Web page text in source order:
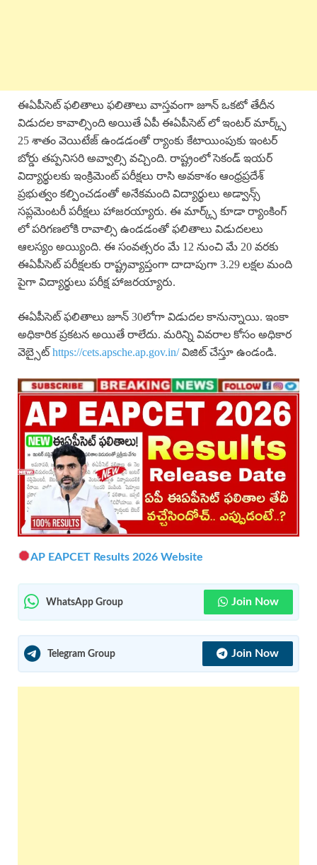
ఈఏపీసెట్ ఫలితాలు ఫలితాలు వాస్తవంగా జూన్ ఒకటో తేదీన
విడుదల కావాల్సింది అయితే ఏపీ ఈఏపీసెట్ లో ఇంటర్ మార్క్స్
25 శాతం వెయిటేజ్ ఉండడంతో ర్యాంకు కేటాయింపుకు ఇంటర్
బోర్డు తప్పనిసరి అవ్వాల్సి వచ్చింది. రాష్ట్రంలో సెకండ్ ఇయర్
విద్యార్థులకు ఇంక్రిమెంట్ పరీక్షలు రాసి అవకాశం ఆంధ్రప్రదేశ్
ప్రభుత్వం కల్పించడంతో అనేకమంది విద్యార్థులు అడ్వాన్స్
సప్లమెంటరీ పరీక్షలు హాజరయ్యారు. ఈ మార్క్స్ కూడా ర్యాంకింగ్
లో పరిగణలోకి రావాల్సి ఉండడంతో ఫలితాలు విడుదలలు
ఆలస్యం అయ్యింది. ఈ సంవత్సరం మే 12 నుంచి మే 20 వరకు
ఈఏపీసెట్ పరీక్షలకు రాష్ట్రవ్యాప్తంగా దాదాపుగా 3.29 లక్షల మంది
పైగా విద్యార్థులు పరీక్ష హాజరయ్యారు.
ఈఏపీసెట్ ఫలితాలు జూన్ 30లోగా విడుదల కానున్నాయి. ఇంకా
అధికారిక ప్రకటన అయితే రాలేదు. మరిన్ని వివరాల కోసం అధికార
వెబ్సైట్ https://cets.apsche.ap.gov.in/విజిట్ చేస్తూ ఉండండి.
AP EAPCET Results 2026 Website
WhatsApp Group Join Now
Telegram Group Join Now